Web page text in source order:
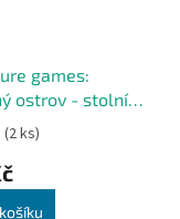
games:
ostrov - stolní
(2 ks)